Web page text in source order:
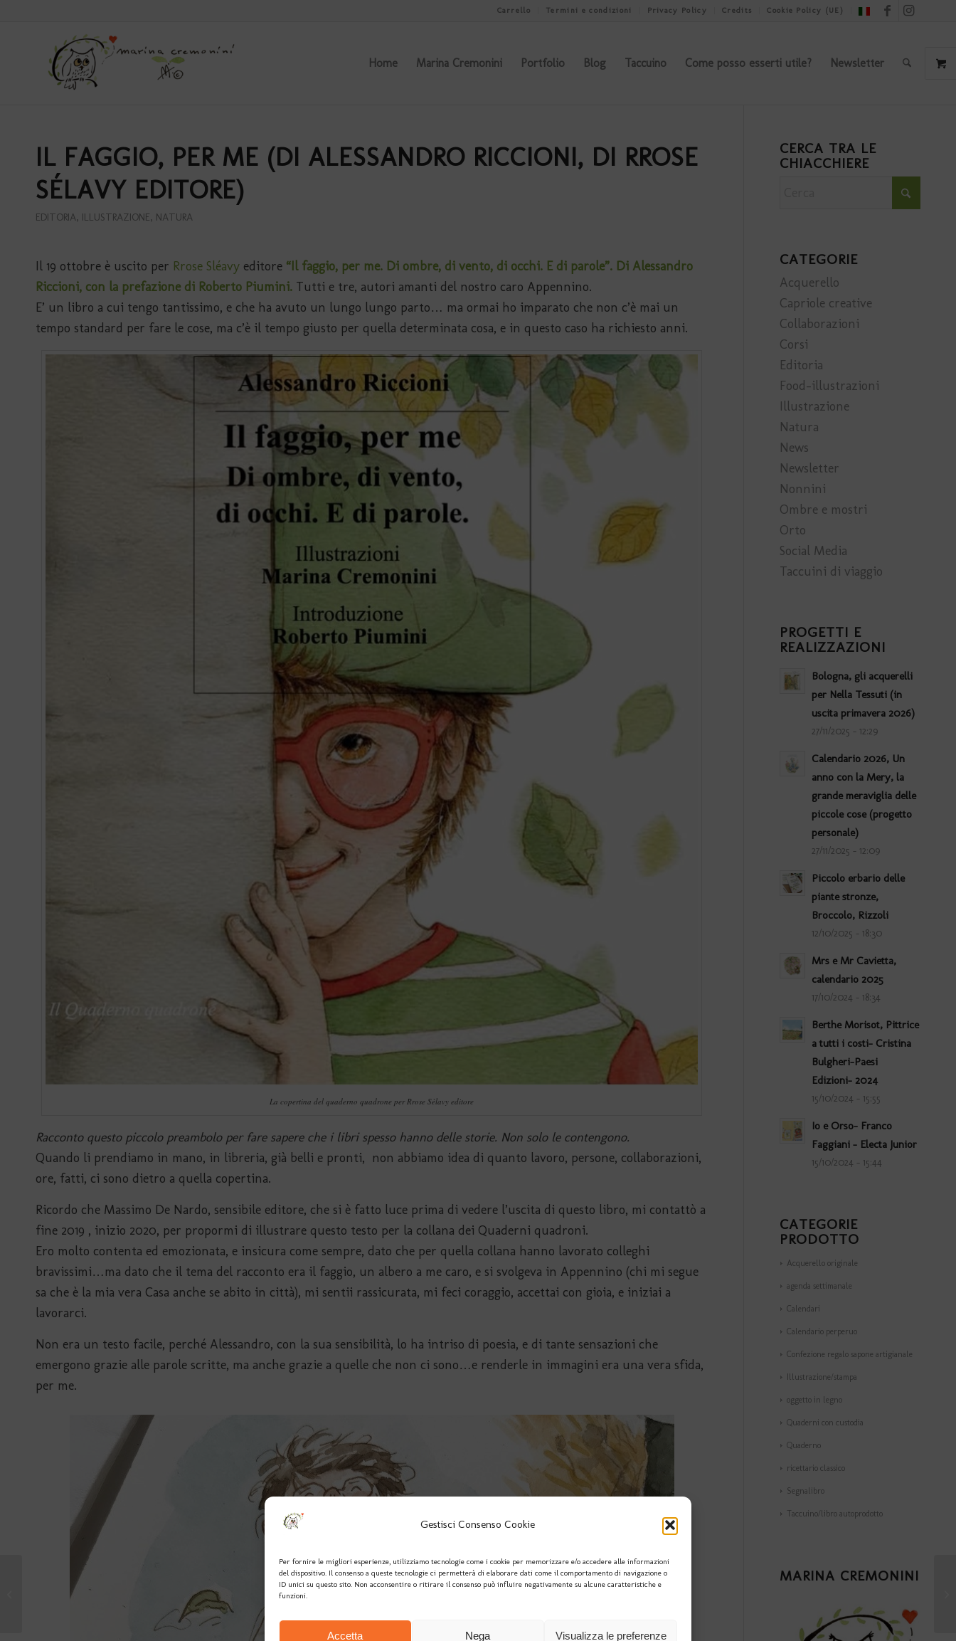
Gestisci Consenso Cookie
Per fornire le migliori esperienze, utilizziamo tecnologie come i cookie per memorizzare e/o accedere alle informazioni
del dispositivo. Il consenso a queste tecnologie ci permetterà di elaborare dati come il comportamento di navigazione o
ID unici su questo sito. Non acconsentire o ritirare il consenso può influire negativamente su alcune caratteristiche e
funzioni.
Accetta Nega Visualizza le preferenze
Carrello Termini e condizioni Privacy Policy Credits Cookie Policy (UE)
Home Marina Cremonini Portfolio Blog Taccuino Come posso esserti utile? Newsletter
IL FAGGIO, PER ME (DI ALESSANDRO RICCIONI, DI RROSE
SÉLAVY EDITORE)
EDITORIA, ILLUSTRAZIONE, NATURA
Il 19 ottobre è uscito per Rrose Sléavy editore “Il faggio, per me. Di ombre, di vento, di occhi. E di parole”. Di Alessandro
Riccioni, con la prefazione di Roberto Piumini. Tutti e tre, autori amanti del nostro caro Appennino.
E’ un libro a cui tengo tantissimo, e che ha avuto un lungo lungo parto… ma ormai ho imparato che non c’è mai un
tempo standard per fare le cose, ma c’è il tempo giusto per quella determinata cosa, e in questo caso ha richiesto anni.
La copertina del quaderno quadrone per Rrose Sèlavy editore
Racconto questo piccolo preambolo per fare sapere che i libri spesso hanno delle storie. Non solo le contengono.
Quando li prendiamo in mano, in libreria, già belli e pronti, non abbiamo idea di quanto lavoro, persone, collaborazioni,
ore, fatti, ci sono dietro a quella copertina.
Ricordo che Massimo De Nardo, sensibile editore, che si è fatto luce prima di vedere l’uscita di questo libro, mi contattò a
fine 2019 , inizio 2020, per propormi di illustrare questo testo per la collana dei Quaderni quadroni.
Ero molto contenta ed emozionata, e insicura come sempre, dato che per quella collana hanno lavorato colleghi
bravissimi…ma dato che il tema del racconto era il faggio, un albero a me caro, e si svolgeva in Appennino (chi mi segue
sa che è la mia vera Casa anche se abito in città), mi sentii rassicurata, mi feci coraggio, accettai con gioia, e iniziai a
lavorarci.
Non era un testo facile, perché Alessandro, con la sua sensibilità, lo ha intriso di poesia, e di tante sensazioni che
emergono grazie alle parole scritte, ma anche grazie a quelle che non ci sono…e renderle in immagini era una vera sfida,
per me.
CERCA TRA LE
CHIACCHIERE
CATEGORIE
Acquerello
Capriole creative
Collaborazioni
Corsi
Editoria
Food-illustrazioni
Illustrazione
Natura
News
Newsletter
Nonnini
Ombre e mostri
Orto
Social Media
Taccuini di viaggio
PROGETTI E
REALIZZAZIONI
Bologna, gli acquerelli
per Nella Tessuti (in
uscita primavera 2026)
27/11/2025 - 12:29
Calendario 2026, Un
anno con la Mery, la
grande meraviglia delle
piccole cose (progetto
personale)
27/11/2025 - 12:09
Piccolo erbario delle
piante stronze,
Broccolo, Rizzoli
12/10/2025 - 18:30
Mrs e Mr Cavietta,
calendario 2025
17/10/2024 - 18:34
Berthe Morisot, Pittrice
a tutti i costi- Cristina
Bulgheri-Paesi
Edizioni- 2024
15/10/2024 - 15:55
Io e Orso- Franco
Faggiani – Electa Junior
15/10/2024 - 15:44
CATEGORIE
PRODOTTO
Acquerello originale
agenda settimanale
Calendari
Calendario perperuo
Confezione regalo sapone artigianale
Illustrazione/stampa
oggetto in legno
Quaderni con custodia
Quaderno
ricettario classico
Segnalibro
Taccuino/libro autoprodotto
MARINA CREMONINI
Storieadacquerello 2022,